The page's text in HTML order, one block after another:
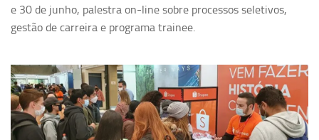
e 30 de junho, palestra on-line sobre processos seletivos,
gestão de carreira e programa trainee.